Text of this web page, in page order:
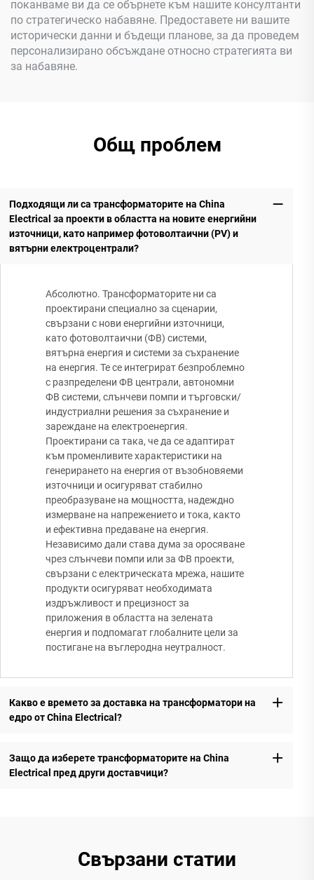
поканваме ви да се обърнете към нашите консултанти
по стратегическо набавяне. Предоставете ни вашите
исторически данни и бъдещи планове, за да проведем
персонализирано обсъждане относно стратегията ви
за набавяне.
Общ проблем
Подходящи ли са трансформаторите на China
Electrical за проекти в областта на новите енергийни
източници, като например фотоволтаични (PV) и
вятърни електроцентрали?
Абсолютно. Трансформаторите ни са
проектирани специално за сценарии,
свързани с нови енергийни източници,
като фотоволтаични (ФВ) системи,
вятърна енергия и системи за съхранение
на енергия. Те се интегрират безпроблемно
с разпределени ФВ централи, автономни
ФВ системи, слънчеви помпи и търговски/
индустриални решения за съхранение и
зареждане на електроенергия.
Проектирани са така, че да се адаптират
към променливите характеристики на
генерирането на енергия от възобновяеми
източници и осигуряват стабилно
преобразуване на мощността, надеждно
измерване на напрежението и тока, както
и ефективна предаване на енергия.
Независимо дали става дума за оросяване
чрез слънчеви помпи или за ФВ проекти,
свързани с електрическата мрежа, нашите
продукти осигуряват необходимата
издръжливост и прецизност за
приложения в областта на зелената
енергия и подпомагат глобалните цели за
постигане на въглеродна неутралност.
Какво е времето за доставка на трансформатори на
едро от China Electrical?
Защо да изберете трансформаторите на China
Electrical пред други доставчици?
Свързани статии